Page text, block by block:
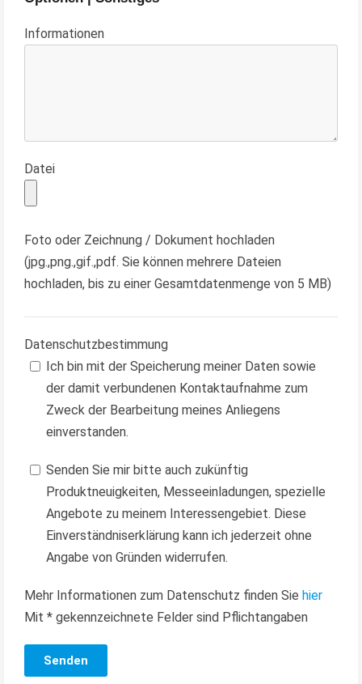
Informationen
Datei
Foto oder Zeichnung / Dokument hochladen
(jpg.,png.,gif.,pdf. Sie können mehrere Dateien
hochladen, bis zu einer Gesamtdatenmenge von 5 MB)
Datenschutzbestimmung
Ich bin mit der Speicherung meiner Daten sowie
der damit verbundenen Kontaktaufnahme zum
Zweck der Bearbeitung meines Anliegens
einverstanden.
Senden Sie mir bitte auch zukünftig
Produktneuigkeiten, Messeeinladungen, spezielle
Angebote zu meinem Interessengebiet. Diese
Einverständniserklärung kann ich jederzeit ohne
Angabe von Gründen widerrufen.
Mehr Informationen zum Datenschutz finden Sie hier
Mit * gekennzeichnete Felder sind Pflichtangaben
Senden